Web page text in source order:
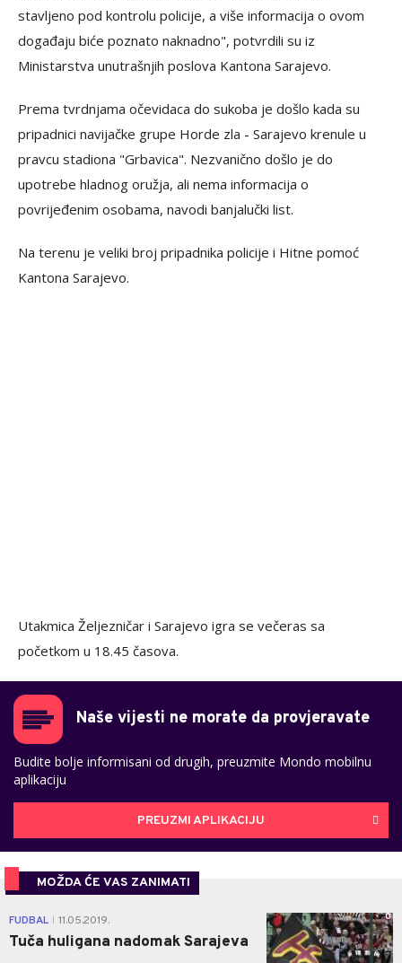
stavljeno pod kontrolu policije, a više informacija o ovom
događaju biće poznato naknadno", potvrdili su iz
Ministarstva unutrašnjih poslova Kantona Sarajevo.
Prema tvrdnjama očevidaca do sukoba je došlo kada su
pripadnici navijačke grupe Horde zla - Sarajevo krenule u
pravcu stadiona "Grbavica". Nezvanično došlo je do
upotrebe hladnog oružja, ali nema informacija o
povrijeđenim osobama, navodi banjalučki list.
Na terenu je veliki broj pripadnika policije i Hitne pomoć
Kantona Sarajevo.
Utakmica Željezničar i Sarajevo igra se večeras sa
početkom u 18.45 časova.
Naše vijesti ne morate da provjeravate
Budite bolje informisani od drugih, preuzmite Mondo mobilnu
aplikaciju
PREUZMI APLIKACIJU
MOŽDA ĆE VAS ZANIMATI
FUDBAL 11.05.2019.
Tuča huligana nadomak Sarajeva
0